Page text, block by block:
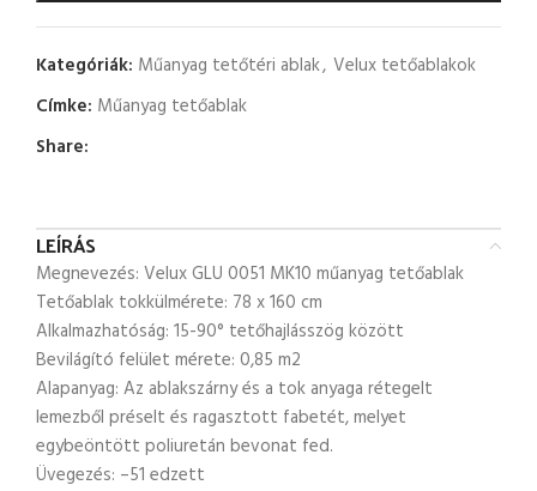
Kategóriák: Műanyag tetőtéri ablak, Velux tetőablakok
Címke: Műanyag tetőablak
Share:
LEÍRÁS
Megnevezés: Velux GLU 0051 MK10 műanyag tetőablak
Tetőablak tokkülmérete: 78 x 160 cm
Alkalmazhatóság: 15-90° tetőhajlásszög között
Bevilágító felület mérete: 0,85 m2
Alapanyag: Az ablakszárny és a tok anyaga rétegelt
lemezből préselt és ragasztott fabetét, melyet
egybeöntött poliuretán bevonat fed.
Üvegezés: –51 edzett